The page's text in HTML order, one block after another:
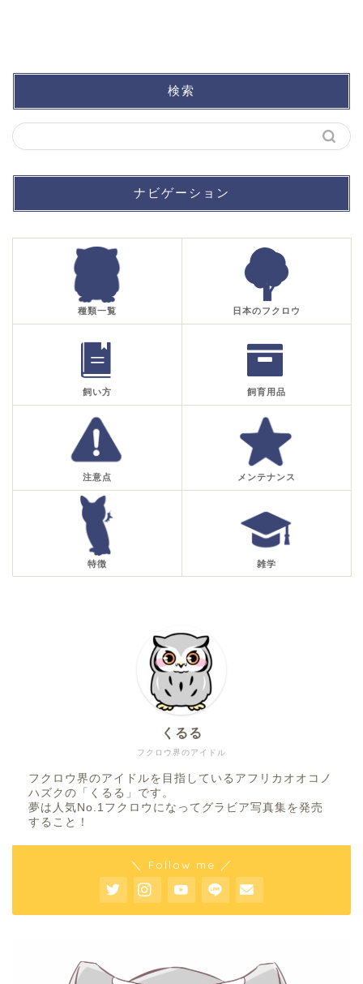
検索
ナビゲーション
種類一覧 日本のフクロウ
飼い方 飼育用品
注意点 メンテナンス
特徴 雑学
フクロウ界のアイドル
くるる
フクロウ界のアイドルを目指しているアフリカオオコノ
ハズクの「くるる」です。
夢は人気No.1フクロウになってグラビア写真集を発売
すること！
＼ Follow me ／